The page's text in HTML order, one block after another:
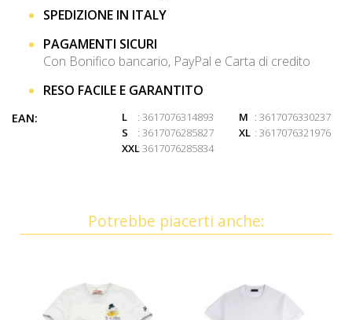
SPEDIZIONE IN ITALY
PAGAMENTI SICURI
Con Bonifico bancario, PayPal e Carta di credito
RESO FACILE E GARANTITO
EAN: L : 3617076314893 M : 3617076330237
S
: 3617076285827 XL : 3617076321976
XXL: 3617076285834
Potrebbe piacerti anche: